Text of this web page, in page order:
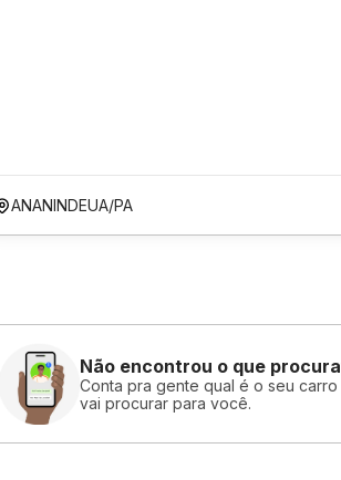
ANANINDEUA/PA
Não encontrou o que
Conta pra gente qual é o seu
vai procurar para você.